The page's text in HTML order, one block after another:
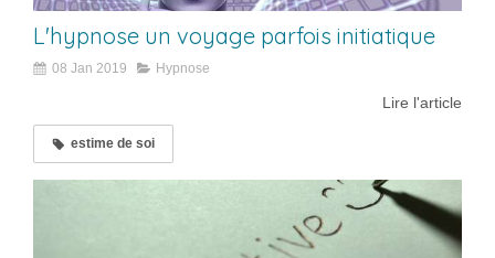
L'hypnose un voyage parfois initiatique
08 Jan 2019 Hypnose
Lire l'article
estime de soi